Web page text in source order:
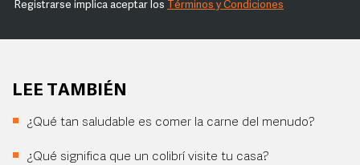
Registrarse implica aceptar los Términos y Condiciones
LEE TAMBIÉN
¿Qué tan saludable es comer la carne del menudo?
¿Qué significa que un colibrí visite tu casa?